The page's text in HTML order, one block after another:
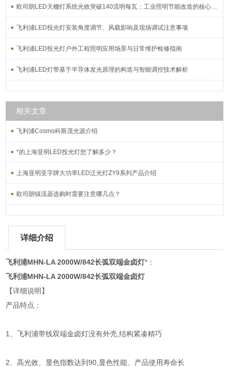
欧司朗LED天棚灯系统光效突破140流明每瓦：工业照明节能改造的核心指标解析
飞利浦LED投光灯安装角度调节、风载影响及现场调试注意事项
飞利浦LED投光灯户外工程照明应用场景与日常维护检修指南
飞利浦LED灯带基于半导体发光原理的构造与智能调控技术解析
相关文章
飞利浦Cosmo科斯茂光源介绍
*的上海亚明LED投光灯您了解多少？
上海亚明亚字牌大功率LED泛光灯ZY9系列产品介绍
欧司朗镇流器选购时需要注意哪几点？
详细介绍
飞利浦MHN-LA 2000W/842长弧双端金卤灯*：
飞利浦MHN-LA 2000W/842长弧双端金卤灯
【详细说明】
产品特点：
1、飞利浦带线双端金卤灯没有外壳,结构紧凑精巧
2、高光效、显色指数达到90,显色性能、产品使用寿命长